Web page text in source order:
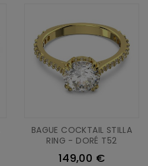
BAGUE COCKTAIL STILLA
RING - DORÉ T52
149,00 €